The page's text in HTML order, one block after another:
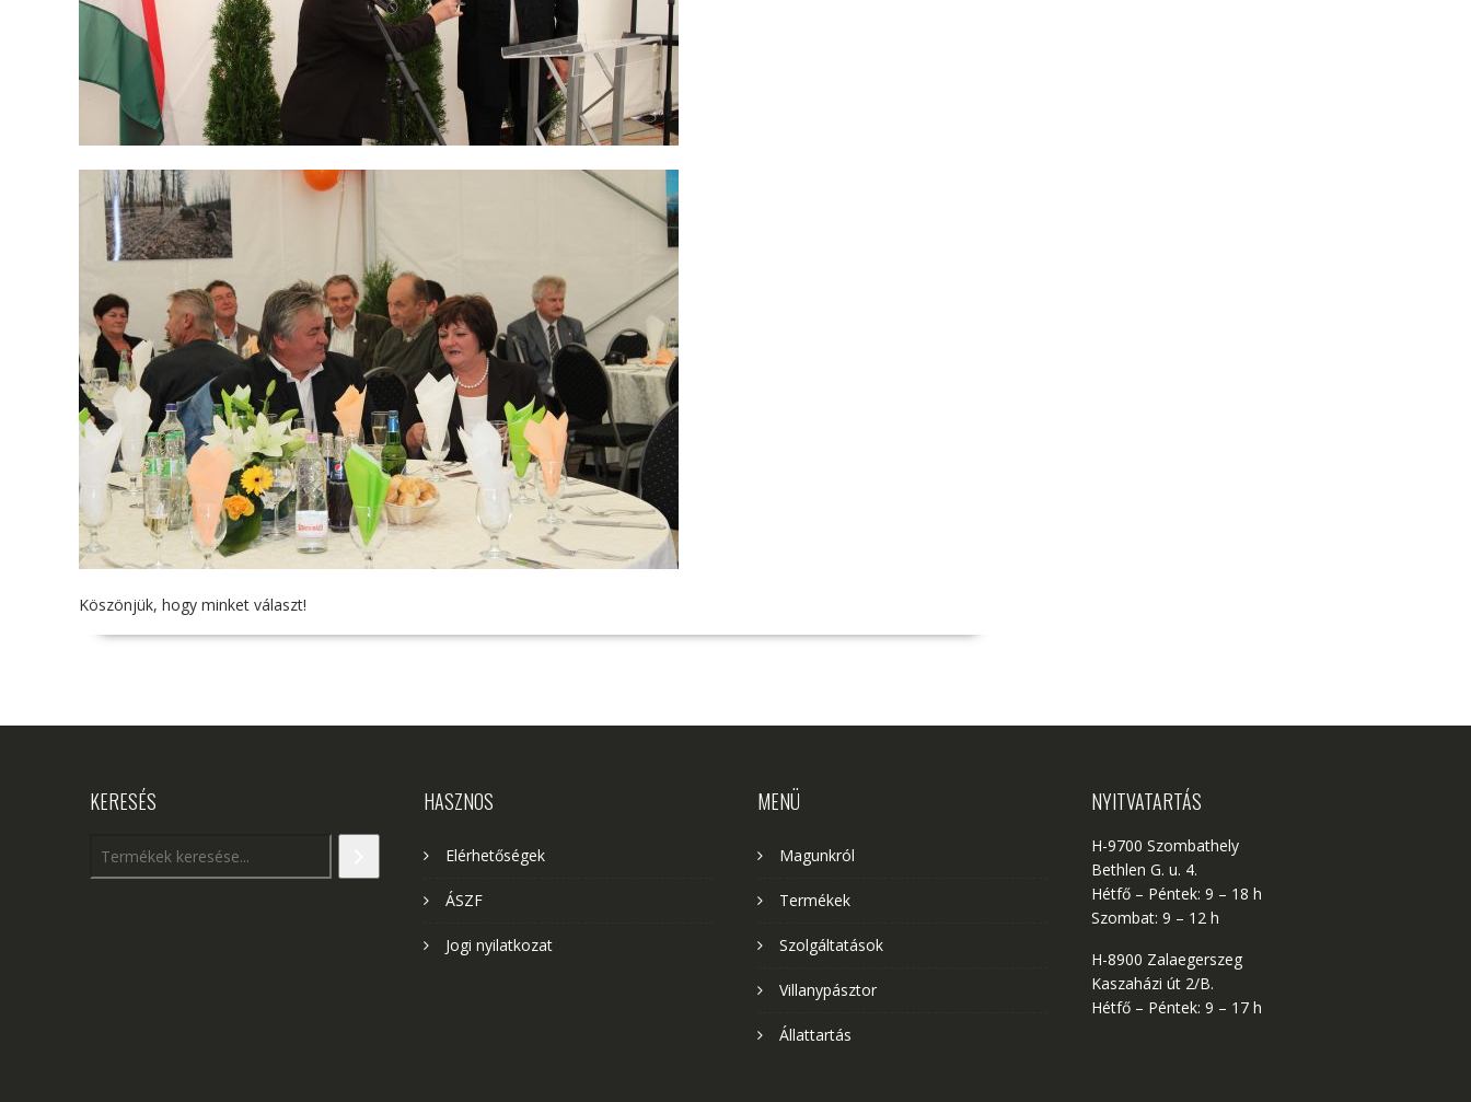
Köszönjük, hogy minket választ!
KERESÉS HASZNOS
Elérhetőségek
ÁSZF
Jogi nyilatkozat
MENÜ
Magunkról
Termékek
Szolgáltatások
Villanypásztor
Állattartás
NYITVATARTÁS
H-9700 Szombathely
Bethlen G. u. 4.
Hétfő – Péntek: 9 – 18 h
Szombat: 9 – 12 h
H-8900 Zalaegerszeg
Kaszaházi út 2/B.
Hétfő – Péntek: 9 – 17 h